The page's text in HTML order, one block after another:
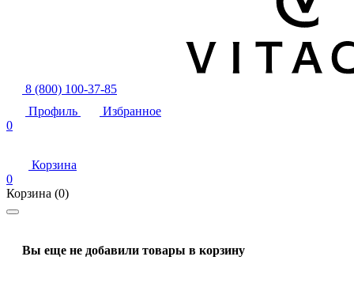
8 (800) 100-37-85
Профиль
Избранное
0
Корзина
0
Корзина (0)
Вы еще не добавили товары в корзину